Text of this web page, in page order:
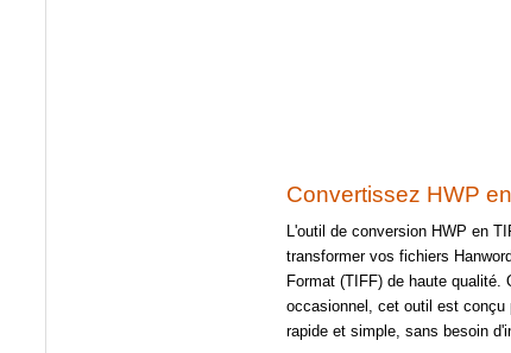
Convertissez HWP
L'outil de conversion HWP en
transformer vos fichiers
Format (TIFF) de haute
occasionnel, cet outil est conçu
rapide et simple, sans besoin